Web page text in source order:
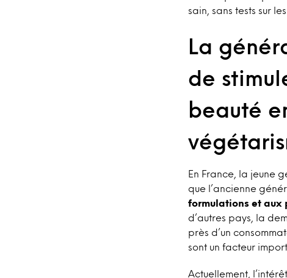
sain, sans tests sur
La
de
beauté
En France, la jeune
que l’ancienne
formulations et aux
d’autres pays, la
près d’un
sont un facteur
Actuellement,